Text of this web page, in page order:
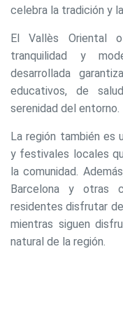
celebra la tradición y
El Vallès Oriental
tranquilidad y
desarrollada
educativos, de
serenidad del entorno.
La región también es
y festivales locales
la comunidad.
Barcelona y otras
residentes disfrutar
mientras siguen
natural de la región.